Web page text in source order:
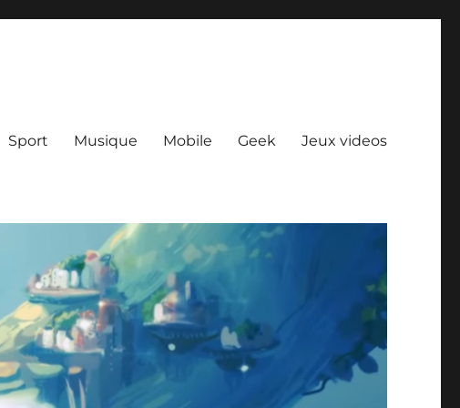
Sport Musique Mobile Geek Jeux videos